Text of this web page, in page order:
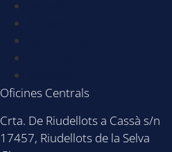
Oficines Centrals
Crta. De Riudellots a Cassà s/n
17457, Riudellots de la Selva